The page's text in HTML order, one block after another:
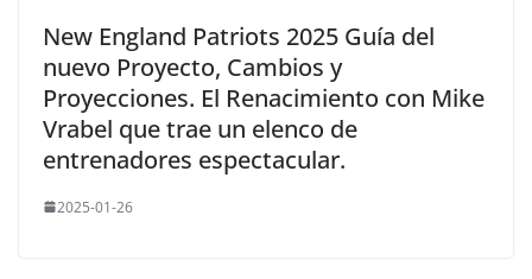
New England Patriots 2025 Guía del
nuevo Proyecto, Cambios y
Proyecciones. El Renacimiento con Mike
Vrabel que trae un elenco de
entrenadores espectacular.
2025-01-26